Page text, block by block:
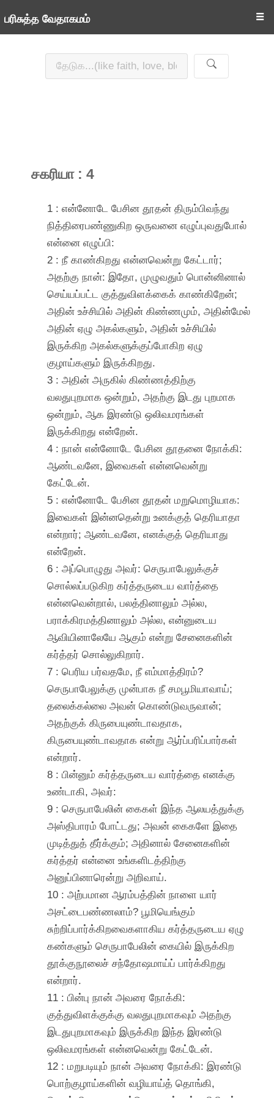
பரிசுத்த வேதாகமம் ☰
சகரியா : 4
1 : என்னோடே பேசின தூதன் திரும்பிவந்து
நித்திரைபண்ணுகிற ஒருவனை எழுப்புவதுபோல்
என்னை எழுப்பி:
2 : நீ காண்கிறது என்னவென்று கேட்டார்;
அதற்கு நான்: இதோ, முழுவதும் பொன்னினால்
செய்யப்பட்ட குத்துவிளக்கைக் காண்கிறேன்;
அதின் உச்சியில் அதின் கிண்ணமும், அதின்மேல்
அதின் ஏழு அகல்களும், அதின் உச்சியில்
இருக்கிற அகல்களுக்குப்போகிற ஏழு
குழாய்களும் இருக்கிறது.
3 : அதின் அருகில் கிண்ணத்திற்கு
வலதுபுறமாக ஒன்றும், அதற்கு இடது புறமாக
ஒன்றும், ஆக இரண்டு ஒலிவமரங்கள்
இருக்கிறது என்றேன்.
4 : நான் என்னோடே பேசின தூதனை நோக்கி:
ஆண்டவனே, இவைகள் என்னவென்று
கேட்டேன்.
5 : என்னோடே பேசின தூதன் மறுமொழியாக:
இவைகள் இன்னதென்று உனக்குத் தெரியாதா
என்றார்; ஆண்டவனே, எனக்குத் தெரியாது
என்றேன்.
6 : அப்பொழுது அவர்: செருபாபேலுக்குச்
சொல்லப்படுகிற கர்த்தருடைய வார்த்தை
என்னவென்றால், பலத்தினாலும் அல்ல,
பராக்கிரமத்தினாலும் அல்ல, என்னுடைய
ஆவியினாலேயே ஆகும் என்று சேனைகளின்
கர்த்தர் சொல்லுகிறார்.
7 : பெரிய பர்வதமே, நீ எம்மாத்திரம்?
செருபாபேலுக்கு முன்பாக நீ சமபூமியாவாய்;
தலைக்கல்லை அவன் கொண்டுவருவான்;
அதற்குக் கிருபையுண்டாவதாக,
கிருபையுண்டாவதாக என்று ஆர்ப்பரிப்பார்கள்
என்றார்.
8 : பின்னும் கர்த்தருடைய வார்த்தை எனக்கு
உண்டாகி, அவர்:
9 : செருபாபேலின் கைகள் இந்த ஆலயத்துக்கு
அஸ்திபாரம் போட்டது; அவன் கைகளே இதை
முடித்துத் தீர்க்கும்; அதினால் சேனைகளின்
கர்த்தர் என்னை உங்களிடத்திற்கு
அனுப்பினாரென்று அறிவாய்.
10 : அற்பமான ஆரம்பத்தின் நாளை யார்
அசட்டைபண்ணலாம்? பூமியெங்கும்
சுற்றிப்பார்க்கிறவைகளாகிய கர்த்தருடைய ஏழு
கண்களும் செருபாபேலின் கையில் இருக்கிற
தூக்குநூலைச் சந்தோஷமாய்ப் பார்க்கிறது
என்றார்.
11 : பின்பு நான் அவரை நோக்கி:
குத்துவிளக்குக்கு வலதுபுறமாகவும் அதற்கு
இடதுபுறமாகவும் இருக்கிற இந்த இரண்டு
ஒலிவமரங்கள் என்னவென்று கேட்டேன்.
12 : மறுபடியும் நான் அவரை நோக்கி: இரண்டு
பொற்குழாய்களின் வழியாய்த் தொங்கி,